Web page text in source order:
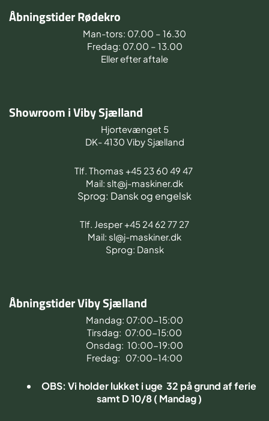
Åbningstider Rødekro
Man-tors: 07.00 – 16.30
Fredag: 07.00 – 13.00
Eller efter aftale
Showroom i Viby Sjælland
Hjortevænget 5
DK- 4130 Viby Sjælland
Tlf. Thomas +45 23 60 49 47
Mail: slt@j-maskiner.dk
Sprog: Dansk og engelsk
Tlf. Jesper +45 24 62 77 27
Mail: sl@j-maskiner.dk
Sprog: Dansk
Åbningstider Viby Sjælland
Mandag: 07:00-15:00
Tirsdag: 07:00-15:00
Onsdag: 10:00-19:00
Fredag: 07:00-14:00
OBS: Vi holder lukket i uge 32 på grund af ferie
samt D 10/8 ( Mandag )